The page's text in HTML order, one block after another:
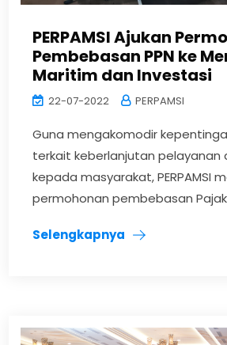
PERPAMSI Ajukan
Pembebasan PPN ke
Maritim dan Investasi
22-07-2022 PERPAMSI
Guna mengakomodir
terkait keberlanjutan pelayanan
kepada masyarakat, PERPAMSI
permohonan pembebasan Pajak
Selengkapnya